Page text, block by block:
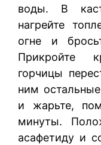
воды. В
нагрейте
огне и
Прикройте
горчицы
ним
и жарьте,
минуты.
асафетиду и